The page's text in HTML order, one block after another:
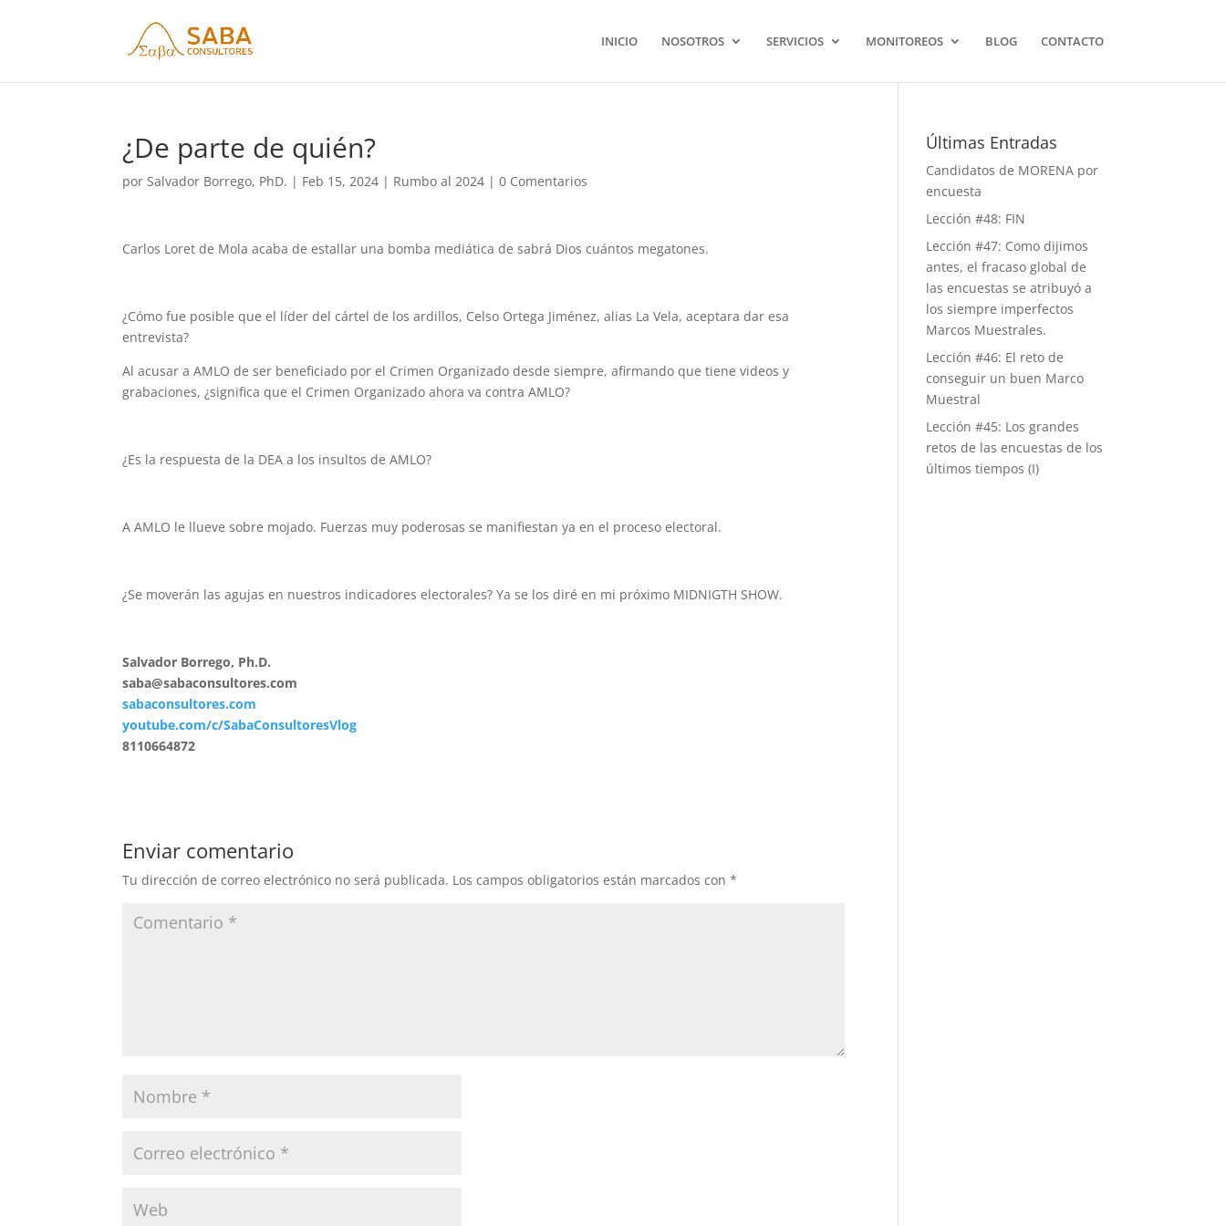
INICIO NOSOTROS SERVICIOS MONITOREOS BLOG CONTACTO
¿De parte de quién?
porSalvador Borrego, PhD. | Feb 15, 2024 | Rumbo al 2024 |0 Comentarios
Carlos Loret de Mola acaba de estallar una bomba mediática de sabrá Dios cuántos megatones.
¿Cómo fue posible que el líder del cártel de los ardillos, Celso Ortega Jiménez, alias La Vela, aceptara dar esa
entrevista?
Al acusar a AMLO de ser beneficiado por el Crimen Organizado desde siempre, afirmando que tiene videos y
grabaciones, ¿significa que el Crimen Organizado ahora va contra AMLO?
¿Es la respuesta de la DEA a los insultos de AMLO?
A AMLO le llueve sobre mojado. Fuerzas muy poderosas se manifiestan ya en el proceso electoral.
¿Se moverán las agujas en nuestros indicadores electorales? Ya se los diré en mi próximo MIDNIGTH SHOW.
Salvador Borrego, Ph.D.
saba@sabaconsultores.com
sabaconsultores.com
youtube.com/c/SabaConsultoresVlog
8110664872
Enviar comentario
Tu dirección de correo electrónico no será publicada. Los campos obligatorios están marcados con*
Últimas Entradas
Candidatos de MORENA por
encuesta
Lección #48: FIN
Lección #47: Como dijimos
antes, el fracaso global de
las encuestas se atribuyó a
los siempre imperfectos
Marcos Muestrales.
Lección #46: El reto de
conseguir un buen Marco
Muestral
Lección #45: Los grandes
retos de las encuestas de los
últimos tiempos (I)